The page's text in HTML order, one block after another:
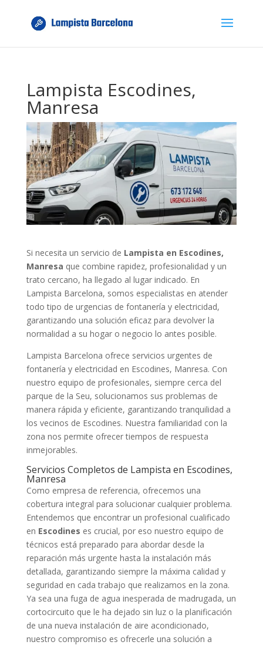
Lampista Escodines,
Manresa
Si necesita un servicio de Lampista en Escodines,
Manresa que combine rapidez, profesionalidad y un
trato cercano, ha llegado al lugar indicado. En
Lampista Barcelona, somos especialistas en atender
todo tipo de urgencias de fontanería y electricidad,
garantizando una solución eficaz para devolver la
normalidad a su hogar o negocio lo antes posible.
Lampista Barcelona ofrece servicios urgentes de
fontanería y electricidad en Escodines, Manresa. Con
nuestro equipo de profesionales, siempre cerca del
parque de la Seu, solucionamos sus problemas de
manera rápida y eficiente, garantizando tranquilidad a
los vecinos de Escodines. Nuestra familiaridad con la
zona nos permite ofrecer tiempos de respuesta
inmejorables.
Servicios Completos de Lampista en Escodines,
Manresa
Como empresa de referencia, ofrecemos una
cobertura integral para solucionar cualquier problema.
Entendemos que encontrar un profesional cualificado
en Escodines es crucial, por eso nuestro equipo de
técnicos está preparado para abordar desde la
reparación más urgente hasta la instalación más
detallada, garantizando siempre la máxima calidad y
seguridad en cada trabajo que realizamos en la zona.
Ya sea una fuga de agua inesperada de madrugada, un
cortocircuito que le ha dejado sin luz o la planificación
de una nueva instalación de aire acondicionado,
nuestro compromiso es ofrecerle una solución a